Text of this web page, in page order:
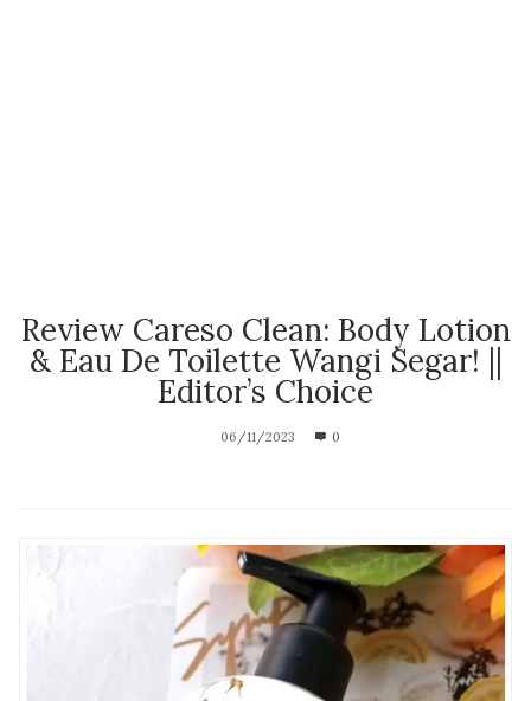
Review Careso Clean: Body Lotion
& Eau De Toilette Wangi Segar! ||
Editor’s Choice
06/11/2023 0